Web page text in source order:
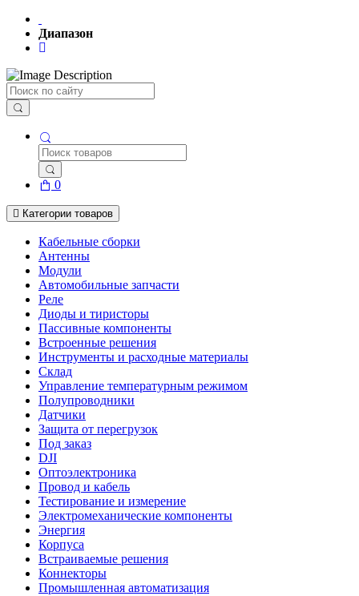
Диапазон
Поиск
0
Категории товаров
Кабельные сборки
Антенны
Модули
Автомобильные запчасти
Реле
Диоды и тиристоры
Пассивные компоненты
Встроенные решения
Инструменты и расходные материалы
Склад
Управление температурным режимом
Полупроводники
Датчики
Защита от перегрузок
Под заказ
DJI
Оптоэлектроника
Провод и кабель
Тестирование и измерение
Электромеханические компоненты
Энергия
Корпуса
Встраиваемые решения
Коннекторы
Промышленная автоматизация